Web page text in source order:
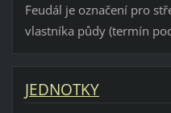
Feudál je označení pro
vlastníka půdy (termín
JEDNOTKY